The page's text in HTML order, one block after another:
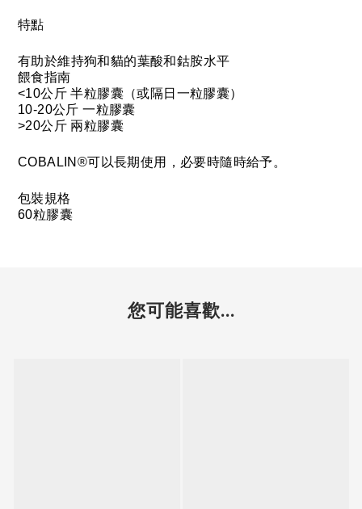
特點
有助於維持狗和貓的葉酸和鈷胺水平
餵食指南
<10公斤 半粒膠囊（或隔日一粒膠囊）
10-20公斤 一粒膠囊
>20公斤 兩粒膠囊
COBALIN®可以長期使用，必要時隨時給予。
包裝規格
60粒膠囊
您可能喜歡...